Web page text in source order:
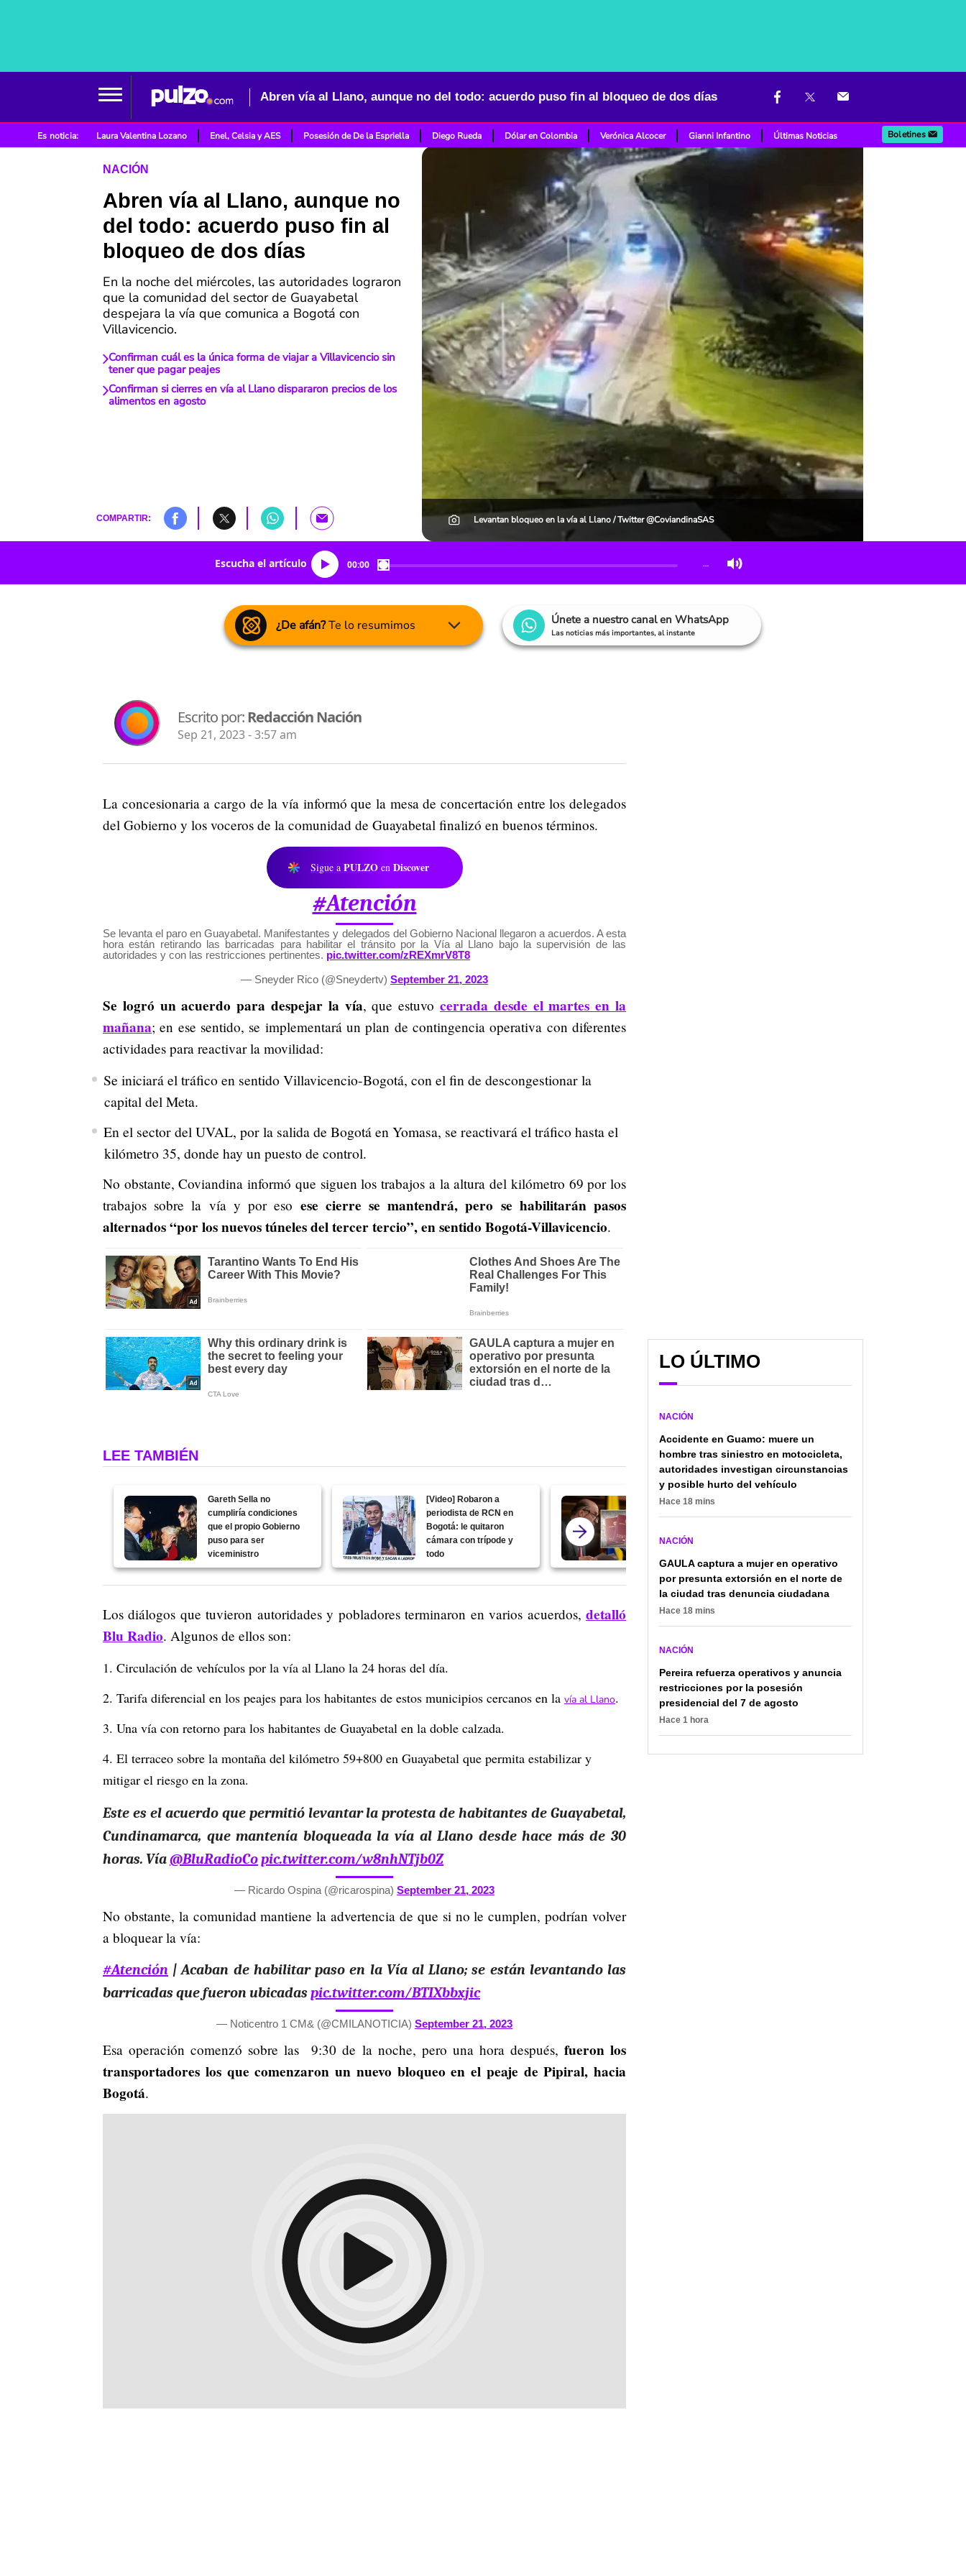
Abren vía al Llano, aunque no del todo: acuerdo puso fin al bloqueo de dos días
Es noticia: Laura Valentina Lozano Enel, Celsia y AES Posesión de De la Espriella Diego Rueda Dólar en Colombia Verónica Alcocer Gianni Infantino Últimas Noticias Boletines
NACIÓN
Abren vía al Llano, aunque no
del todo: acuerdo puso fin al
bloqueo de dos días
En la noche del miércoles, las autoridades lograron
que la comunidad del sector de Guayabetal
despejara la vía que comunica a Bogotá con
Villavicencio.
Confirman cuál es la única forma de viajar a Villavicencio sin
tener que pagar peajes
Confirman si cierres en vía al Llano dispararon precios de los
alimentos en agosto
COMPARTIR: Levantan bloqueo en la vía al Llano / Twitter @CoviandinaSAS
Escucha el artículo 00:00 …
¿De afán?Te lo resumimos Únete a nuestro canal en WhatsApp
Las noticias más importantes, al instante
Escrito por:Redacción Nación
Sep 21, 2023 - 3:57 am
La concesionaria a cargo de la vía informó que la mesa de concertación entre los delegados
del Gobierno y los voceros de la comunidad de Guayabetal finalizó en buenos términos.
Sigue a PULZO en Discover
#Atención
Se levanta el paro en Guayabetal. Manifestantes y delegados del Gobierno Nacional llegaron a acuerdos. A esta
hora están retirando las barricadas para habilitar el tránsito por la Vía al Llano bajo la supervisión de las
autoridades y con las restricciones pertinentes. pic.twitter.com/zREXmrV8T8
— Sneyder Rico (@Sneydertv) September 21, 2023
Se logró un acuerdo para despejar la vía, que estuvocerrada desde el martes en la
mañana; en ese sentido, se implementará un plan de contingencia operativa con diferentes
actividades para reactivar la movilidad:
Se iniciará el tráfico en sentido Villavicencio-Bogotá, con el fin de descongestionar la
capital del Meta.
En el sector del UVAL, por la salida de Bogotá en Yomasa, se reactivará el tráfico hasta el
kilómetro 35, donde hay un puesto de control.
No obstante, Coviandina informó que siguen los trabajos a la altura del kilómetro 69 por los
trabajos sobre la vía y por eso ese cierre se mantendrá, pero se habilitarán pasos
alternados “por los nuevos túneles del tercer tercio”, en sentido Bogotá-Villavicencio.
LEE TAMBIÉN
Gareth Sella no
cumpliría condiciones
que el propio Gobierno
puso para ser
viceministro
[Video] Robaron a
periodista de RCN en
Bogotá: le quitaron
cámara con trípode y
todo
Se le creció lío al
frenar licitación
Los diálogos que tuvieron autoridades y pobladores terminaron en varios acuerdos, detalló
Blu Radio. Algunos de ellos son:
Circulación de vehículos por la vía al Llano la 24 horas del día.
Tarifa diferencial en los peajes para los habitantes de estos municipios cercanos en la vía al Llano.
Una vía con retorno para los habitantes de Guayabetal en la doble calzada.
El terraceo sobre la montaña del kilómetro 59+800 en Guayabetal que permita estabilizar y
mitigar el riesgo en la zona.
Este es el acuerdo que permitió levantar la protesta de habitantes de Guayabetal,
Cundinamarca, que mantenía bloqueada la vía al Llano desde hace más de 30
horas. Vía@BluRadioCopic.twitter.com/w8nhNTjb0Z
— Ricardo Ospina (@ricarospina) September 21, 2023
No obstante, la comunidad mantiene la advertencia de que si no le cumplen, podrían volver
a bloquear la vía:
#Atención | Acaban de habilitar paso en la Vía al Llano; se están levantando las
barricadas que fueron ubicadaspic.twitter.com/BTIXbbxjic
— Noticentro 1 CM& (@CMILANOTICIA) September 21, 2023
Esa operación comenzó sobre las 9:30 de la noche, pero una hora después, fueron los
transportadores los que comenzaron un nuevo bloqueo en el peaje de Pipiral, hacia
Bogotá.
LO ÚLTIMO
NACIÓN
Accidente en Guamo: muere un
hombre tras siniestro en motocicleta,
autoridades investigan circunstancias
y posible hurto del vehículo
Hace 18 mins
NACIÓN
GAULA captura a mujer en operativo
por presunta extorsión en el norte de
la ciudad tras denuncia ciudadana
Hace 18 mins
NACIÓN
Pereira refuerza operativos y anuncia
restricciones por la posesión
presidencial del 7 de agosto
Hace 1 hora